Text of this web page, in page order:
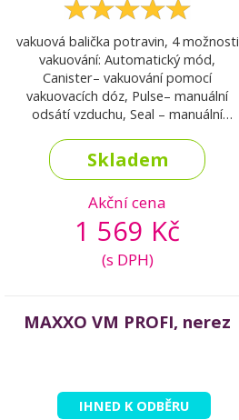
vakuová balička potravin, 4 možnosti
vakuování: Automatický mód,
Canister– vakuování pomocí
vakuovacích dóz, Pulse– manuální
odsátí vzduchu, Seal – manuální
Skladem
Akční cena
1 569 Kč
(s DPH)
MAXXO VM PROFI, nerez
IHNED K ODBĚRU